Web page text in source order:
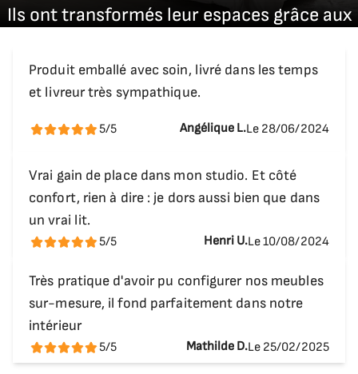
Ai-je assez de rangement avec Astra pour
Oui, selon votre configuration, Astra propose
penderie, étagères et tiroirs personnalisables,
suffisants pour vêtements, linge de maison ou
Le meuble prend‑il beaucoup de place une fois
fermé ?
Non, conçu pour optimiser l’espace, Astra occupe
standard, son encombrement est comparable à
une grande armoire, tout en offrant un couchage
complet.
181,5 cm
Profondeur de la tablette bureau
Ils ont transformés leur espaces grâce aux
Produit emballé avec soin, livré dans les temps
et livreur très sympathique.
5/5 Angélique L.Le 28/06/2024
Vrai gain de place dans mon studio. Et côté
confort, rien à dire : je dors aussi bien que dans
un vrai lit.
5/5 Henri U.Le 10/08/2024
Très pratique d'avoir pu configurer nos meubles
sur-mesure, il fond parfaitement dans notre
intérieur
5/5 Mathilde D.Le 25/02/2025